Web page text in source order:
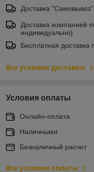
Доставка "Самовывоз"
Доставка компанией
индивидуально)
Бесплатная доставка
Все условия доставки
Условия оплаты
Онлайн-оплата
Наличными
Безналичный расчет
Все условия оплаты